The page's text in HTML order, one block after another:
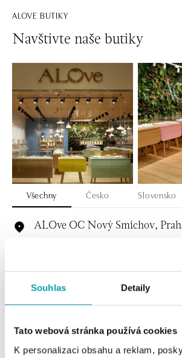
Souhlas Detaily
Tato webová stránka používá cookies
K personalizaci obsahu a reklam,
ALOVE BUTIKY
Navštivte naše butiky
Všechny Česko Slovensko
ALOve OC Nový Smíchov,
tel.: +420604389337
dnes otevřeno do 21:00